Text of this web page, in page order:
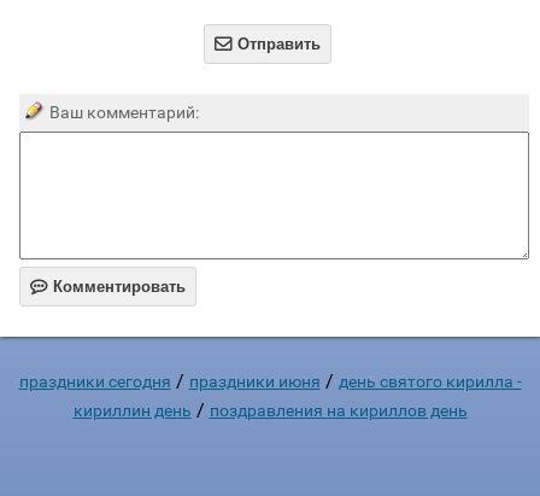
 Отправить
Ваш комментарий:
 Комментировать
праздники сегодня / праздники июня / день святого кирилла -
кириллин день / поздравления на кириллов день